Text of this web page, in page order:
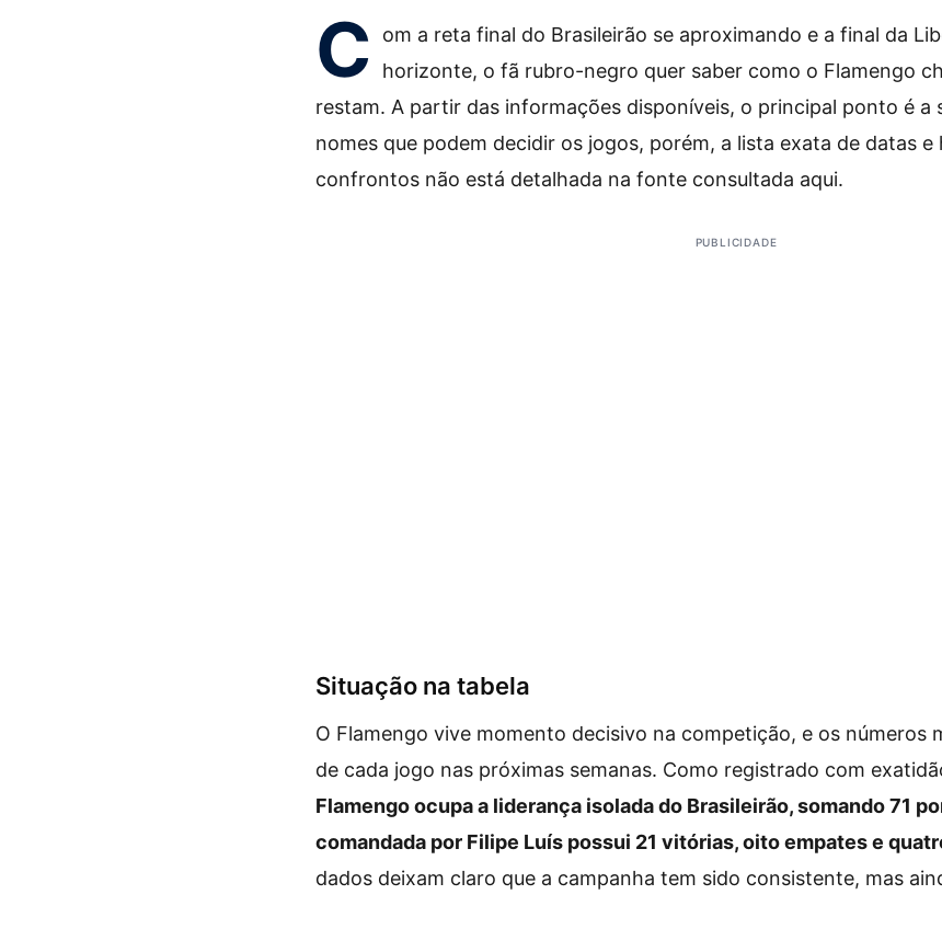
C
om a reta final do Brasileirão se aproximando e a final da
horizonte, o fã rubro-negro quer saber como o Flamengo
restam. A partir das informações disponíveis, o principal ponto é a
nomes que podem decidir os jogos, porém, a lista exata de datas
confrontos não está detalhada na fonte consultada aqui.
PUBLICIDADE
Situação na tabela
O Flamengo vive momento decisivo na competição, e os números
de cada jogo nas próximas semanas. Como registrado com
Flamengo ocupa a liderança isolada do Brasileirão, somando 71
comandada por Filipe Luís possui 21 vitórias, oito empates e
dados deixam claro que a campanha tem sido consistente, mas